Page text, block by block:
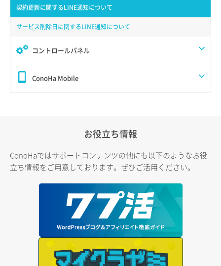
契約更新に関するLINE通知について
サービス削除日に関するLINE通知について
コントロールパネル
ConoHa Mobile
お役立ち情報
ConoHaではサポートコンテンツの他にも以下のようなお役
立ち情報をご用意しております。ぜひご活用ください。